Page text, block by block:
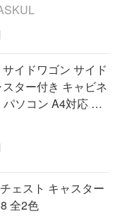
イドワゴン サイド
ター付き キャビネ
パソコン A4対応 フ
ゼント ドリス
ェスト キャスター
全2色